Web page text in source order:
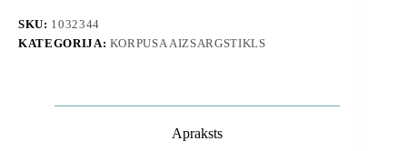
SKU: 1032344
KATEGORIJA: KORPUSA AIZSARGSTIKLS
Apraksts